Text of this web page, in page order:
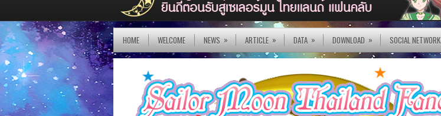
HOME WELCOME NEWS » ARTICLE » DATA » DOWNLOAD » SOCIAL NETWORK